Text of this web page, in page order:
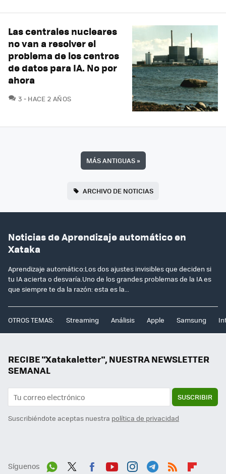
Las centrales nucleares
no van a resolver el
problema de los centros
de datos para IA. No por
ahora
3 COMENTARIOS
HACE 2 AÑOS
MÁS ANTIGUAS»
ARCHIVO DE NOTICIAS
Noticias de Aprendizaje automático en
Xataka
Aprendizaje automático:Los dos ajustes invisibles que deciden si
tu IA acierta o desvaría.Uno de los grandes problemas de la IA es
que siempre te da la razón: esta es la...
OTROS TEMAS: Streaming Análisis Apple Samsung
RECIBE "Xatakaletter", NUESTRA NEWSLETTER
SEMANAL
SUSCRIBIR
Suscribiéndote aceptas nuestra política de privacidad
Síguenos